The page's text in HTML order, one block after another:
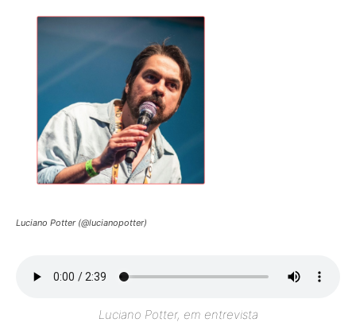
Luciano Potter (@lucianopotter)
Luciano Potter, em entrevista